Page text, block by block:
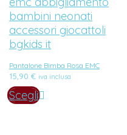
Pantalone Bimba Rosa EMC
15,90 € iva inclusa
Scegli